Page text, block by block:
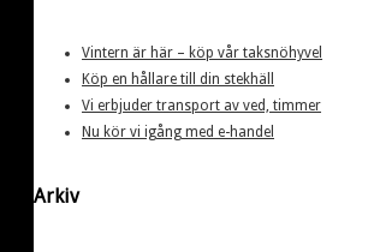
Vintern är här – köp vår taksnöhyvel
Köp en hållare till din stekhäll
Vi erbjuder transport av ved, timmer
Nu kör vi igång med e-handel
Arkiv